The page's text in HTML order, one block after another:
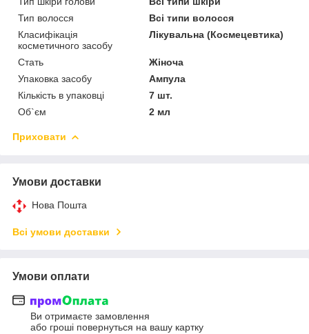
Тип волосся
Всі типи волосся
Класифікація
косметичного засобу
Лікувальна (Космецевтика)
Стать
Жіноча
Упаковка засобу
Ампула
Кількість в упаковці
7 шт.
Об`єм
2 мл
Приховати
Умови доставки
Нова Пошта
Всі умови доставки
Умови оплати
Ви отримаєте замовлення
або гроші повернуться на вашу картку